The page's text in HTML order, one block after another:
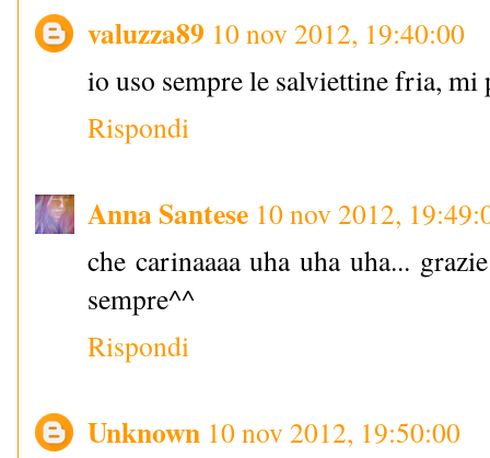
valuzza89 10 nov 2012, 19:40:00
io uso sempre le salviettine fria,
Rispondi
Anna Santese 10 nov 2012,
che carinaaaa uha uha uha...
sempre^^
Rispondi
Unknown 10 nov 2012, 19:50:00